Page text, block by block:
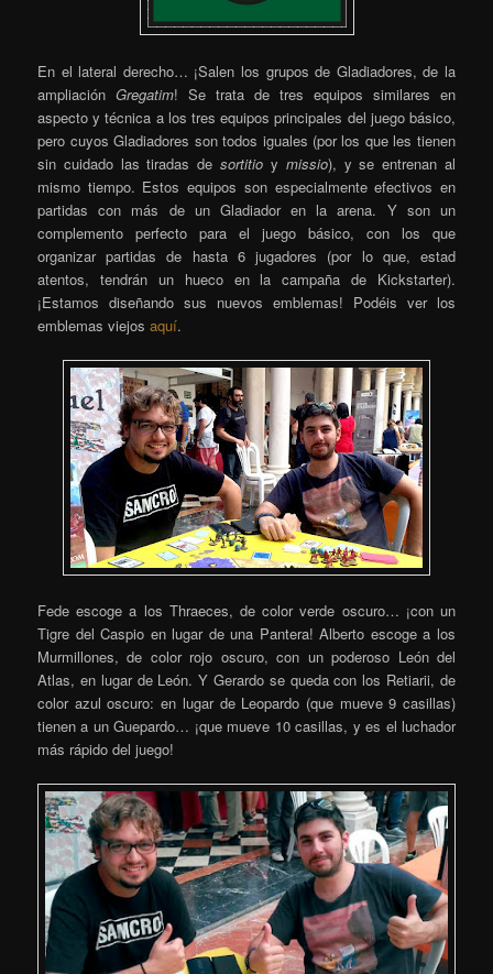
En el lateral derecho… ¡Salen los grupos de Gladiadores, de la
ampliaciónGregatim! Se trata de tres equipos similares en
aspecto y técnica a los tres equipos principales del juego básico,
pero cuyos Gladiadores son todos iguales (por los que les tienen
sin cuidado las tiradas desortitio y missio), y se entrenan al
mismo tiempo. Estos equipos son especialmente efectivos en
partidas con más de un Gladiador en la arena. Y son un
complemento perfecto para el juego básico, con los que
organizar partidas de hasta 6 jugadores (por lo que, estad
atentos, tendrán un hueco en la campaña de Kickstarter).
¡Estamos diseñando sus nuevos emblemas! Podéis ver los
emblemas viejosaquí.
Fede escoge a los Thraeces, de color verde oscuro… ¡con un
Tigre del Caspio en lugar de una Pantera! Alberto escoge a los
Murmillones, de color rojo oscuro, con un poderoso León del
Atlas, en lugar de León. Y Gerardo se queda con los Retiarii, de
color azul oscuro: en lugar de Leopardo (que mueve 9 casillas)
tienen a un Guepardo… ¡que mueve 10 casillas, y es el luchador
más rápido del juego!